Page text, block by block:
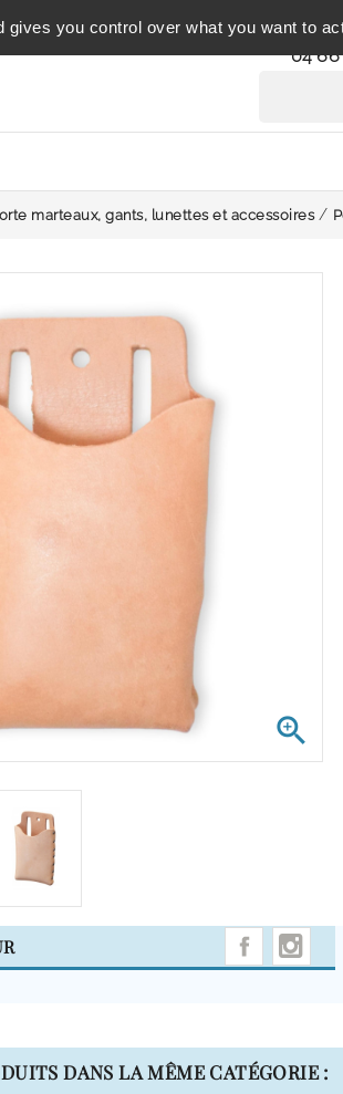
du
04 66
marteaux, gants, lunettes et accessoires

DANS LA MÊME CATÉGORIE :
gives you control over what you want to